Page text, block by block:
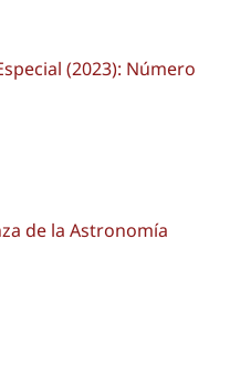
(2023): Número
de la Astronomía